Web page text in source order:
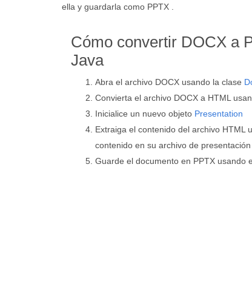
ella y guardarla como PPTX .
Cómo convertir DOCX a
Java
Abra el archivo DOCX usando la clase
Convierta el archivo DOCX a HTML
Inicialice un nuevo objeto Presentation
Extraiga el contenido del archivo HTML
contenido en su archivo de presentación
Guarde el documento en PPTX usando